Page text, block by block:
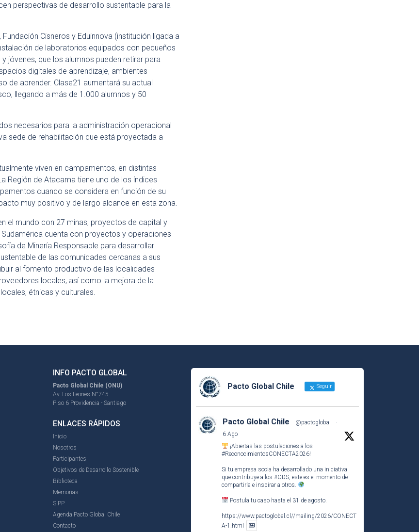
perspectivas de desarrollo sustentable para la
Cisneros y Eduinnova (institución ligada a
de laboratorios equipados con pequeños
jóvenes, que los alumnos pueden retirar para
digitales de aprendizaje, ambientes
de aprender. Clase21 aumentará su actual
llegando a más de 1.000 alumnos y 50
necesarios para la administración operacional
sede de rehabilitación que está proyectada a
viven en campamentos, en distintas
Región de Atacama tiene uno de los índices
cuando se considera en función de su
muy positivo y de largo alcance en esta zona.
el mundo con 27 minas, proyectos de capital y
cuenta con proyectos y operaciones
de Minería Responsable para desarrollar
de las comunidades cercanas a sus
al fomento productivo de las localidades
locales, así como la mejora de la
étnicas y culturales.
INFO PACTO GLOBAL
Pacto Global Chile (ONU)
Av. Los Leones N°745
Piso 6 Providencia - Santiago
ENLACES RÁPIDOS
Inicio
Nosotros
Participantes
Objetivos de Desarrollo Sostenible
Biblioteca
Memorias
SIPP
Agenda Pacto Global Chile
Contacto
Pacto Global Chile Seguir
Pacto Global Chile @pactoglobal
·
6 Ago
¡Abiertas las postulaciones a los
#ReconocimientosCONECTA2026!
Si tu empresa socia ha desarrollado una iniciativa
que contribuye a los #ODS, este es el momento de
compartirla e inspirar a otros.
Postula tu caso hasta el 31 de agosto.
https://www.pactoglobal.cl//mailing/2026/CONECT
A-1.html